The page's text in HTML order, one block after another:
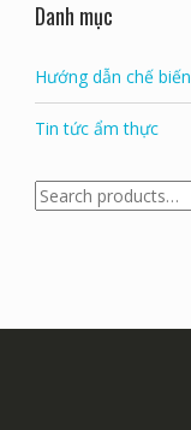
Danh mục
Hướng dẫn chế
Tin tức ẩm thực
Search
for: